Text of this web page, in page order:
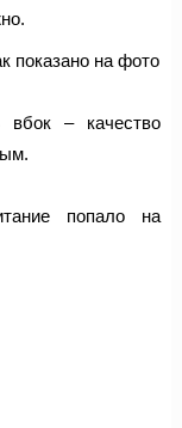
показано на фото
вбок – качество
попало на